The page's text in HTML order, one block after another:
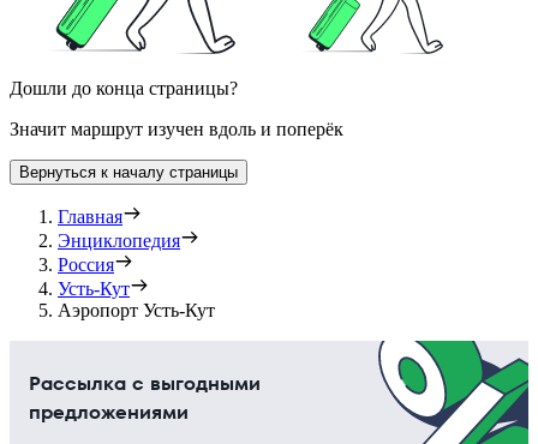
Дошли до конца страницы?
Значит маршрут изучен вдоль и поперёк
Вернуться к началу страницы
Главная
Энциклопедия
Россия
Усть-Кут
Аэропорт Усть-Кут
Рассылка с выгодными
предложениями